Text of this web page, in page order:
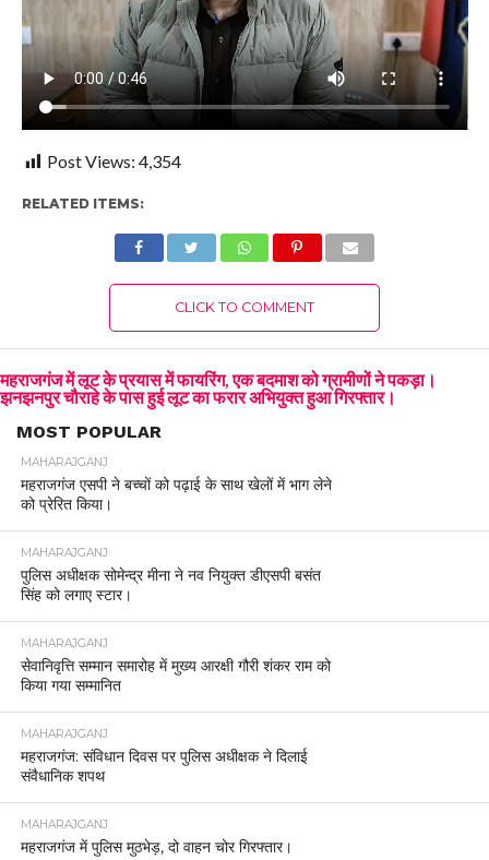
Post Views: 4,354
RELATED ITEMS:
CLICK TO COMMENT
महराजगंज में लूट के प्रयास में फायरिंग, एक बदमाश को ग्रामीणों ने पकड़ा।
झनझनपुर चौराहे के पास हुई लूट का फरार अभियुक्त हुआ गिरफ्तार।
MOST POPULAR
MAHARAJGANJ
महराजगंज एसपी ने बच्चों को पढ़ाई के साथ खेलों में भाग लेने
को प्रेरित किया।
MAHARAJGANJ
पुलिस अधीक्षक सोमेन्द्र मीना ने नव नियुक्त डीएसपी बसंत
सिंह को लगाए स्टार।
MAHARAJGANJ
सेवानिवृत्ति सम्मान समारोह में मुख्य आरक्षी गौरी शंकर राम को
किया गया सम्मानित
MAHARAJGANJ
महराजगंज: संविधान दिवस पर पुलिस अधीक्षक ने दिलाई
संवैधानिक शपथ
MAHARAJGANJ
महराजगंज में पुलिस मुठभेड़, दो वाहन चोर गिरफ्तार।